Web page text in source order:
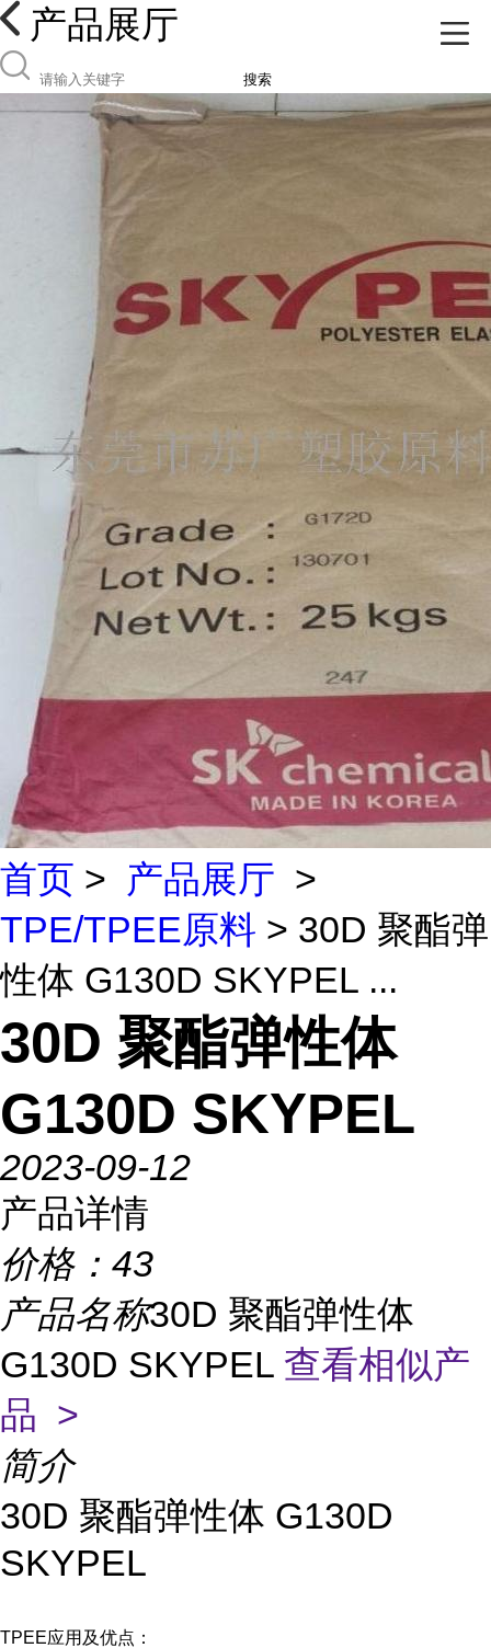
产品展厅
搜索
首页 > 产品展厅 >
TPE/TPEE原料 > 30D 聚酯弹
性体 G130D SKYPEL ...
30D 聚酯弹性体
G130D SKYPEL
2023-09-12
产品详情
价格： 43
产品名称30D 聚酯弹性体
G130D SKYPEL 查看相似产
品 >
简介
30D 聚酯弹性体 G130D
SKYPEL
TPEE应用及优点：